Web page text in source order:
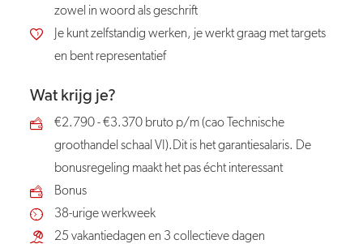
zowel in woord als geschrift
Je kunt zelfstandig werken, je werkt graag met targets
en bent representatief
Wat krijg je?
€2.790 - €3.370 bruto p/m (cao Technische
groothandel schaal VI).Dit is het garantiesalaris. De
bonusregeling maakt het pas écht interessant
Bonus
38-urige werkweek
25 vakantiedagen en 3 collectieve dagen